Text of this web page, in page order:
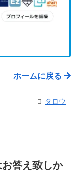
ホームに戻る
タロウ
答え致しか